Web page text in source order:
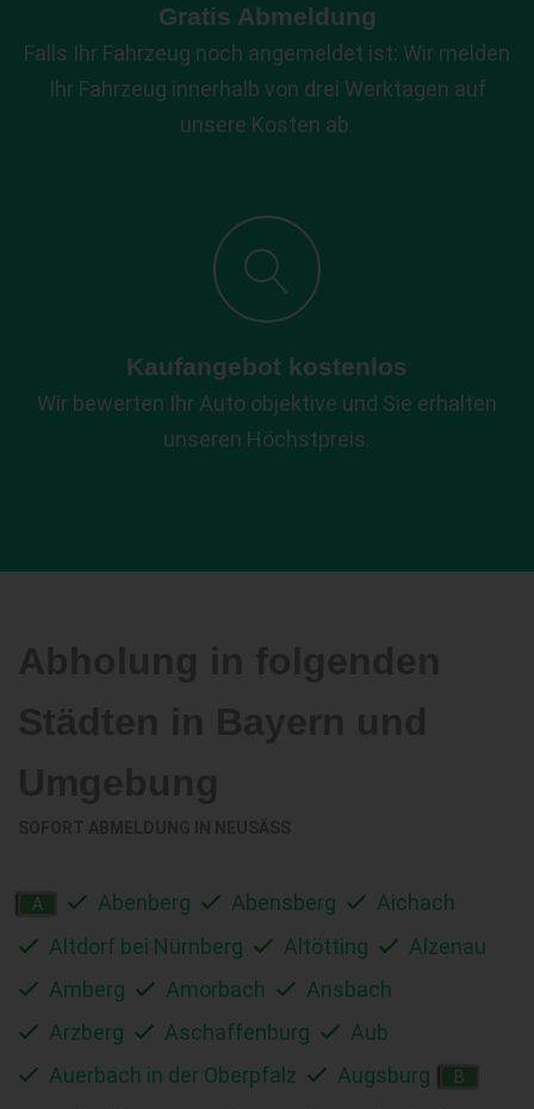
Gratis Abmeldung
Falls Ihr Fahrzeug noch angemeldet ist: Wir melden
Ihr Fahrzeug innerhalb von drei Werktagen auf
unsere Kosten ab.
Kaufangebot kostenlos
Wir bewerten Ihr Auto objektive und Sie erhalten
unseren Höchstpreis.
A Abenberg Abensberg
Aichach
Altdorf bei Nürnberg
Altötting
Alzenau
Amberg
Amorbach
Ansbach
Arzberg
Aschaffenburg
Aub
Auerbach in der Oberpfalz
Augsburg B